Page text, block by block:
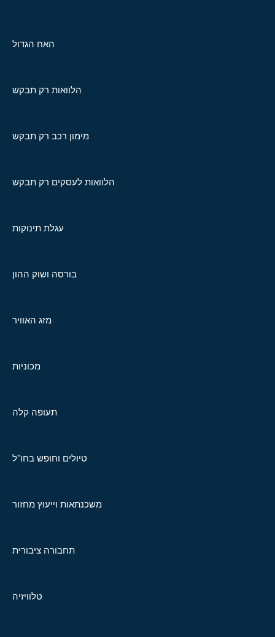
האח הגדול
הלוואות רק תבקש
מימון רכב רק תבקש
הלוואות לעסקים רק תבקש
עגלת תינוקות
בורסה ושוק ההון
מזג האוויר
מכוניות
תעופה קלה
טיולים וחופש בחו"ל
משכנתאות וייעוץ מחזור
תחבורה ציבורית
טלוויזיה